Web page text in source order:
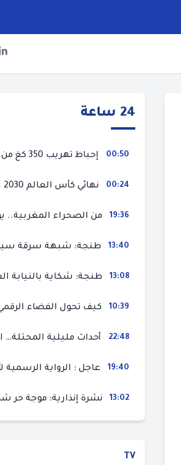
24 ساعة
00:50
00:24
19:36
13:40
13:08
10:39
22:48
19:40
13:02
TV